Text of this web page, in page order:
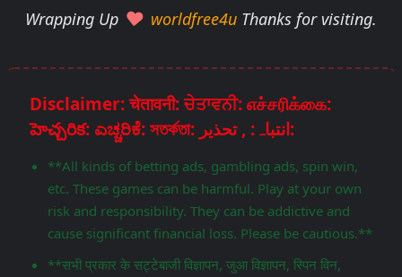
Wrapping Up worldfree4u Thanks for visiting.
Disclaimer: चेतावनी: ਚੇਤਾਵਨੀ: எச்சரிக்கை:
హెచ్చరిక: ಎಚ್ಚರಿಕೆ: সতর্কতা: انتباہ: , تحذير:
**All kinds of betting ads, gambling ads, spin win,
etc. These games can be harmful. Play at your own
risk and responsibility. They can be addictive and
cause significant financial loss. Please be cautious.**
**सभी प्रकार के सट्टेबाजी विज्ञापन, जुआ विज्ञापन, स्पिन विन,